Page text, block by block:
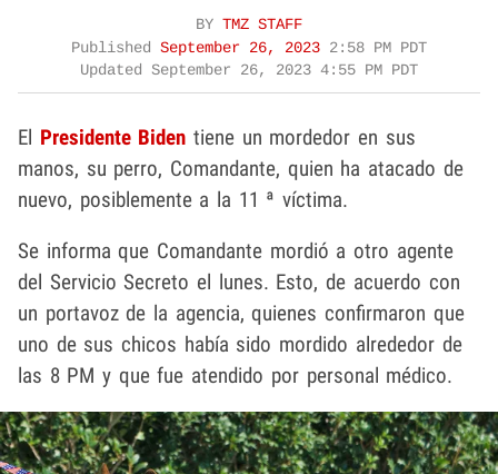
BY TMZ STAFF
Published September 26, 2023 2:58 PM PDT
Updated September 26, 2023 4:55 PM PDT
El Presidente Biden tiene un mordedor en sus
manos, su perro, Comandante, quien ha atacado de
nuevo, posiblemente a la 11 ª víctima.
Se informa que Comandante mordió a otro agente
del Servicio Secreto el lunes. Esto, de acuerdo con
un portavoz de la agencia, quienes confirmaron que
uno de sus chicos había sido mordido alrededor de
las 8 PM y que fue atendido por personal médico.